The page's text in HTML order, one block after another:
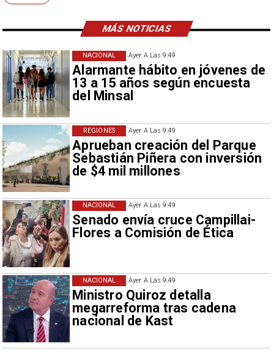
MÁS NOTICIAS
Ayer A Las 9:49
Alarmante hábito en jóvenes de
13 a 15 años según encuesta
del Minsal
NACIONAL
Ayer A Las 9:49
Aprueban creación del Parque
Sebastián Piñera con inversión
de $4 mil millones
REGIONES
Ayer A Las 9:49
Senado envía cruce Campillai-
Flores a Comisión de Ética
NACIONAL
Ayer A Las 9:49
Ministro Quiroz detalla
megarreforma tras cadena
nacional de Kast
NACIONAL